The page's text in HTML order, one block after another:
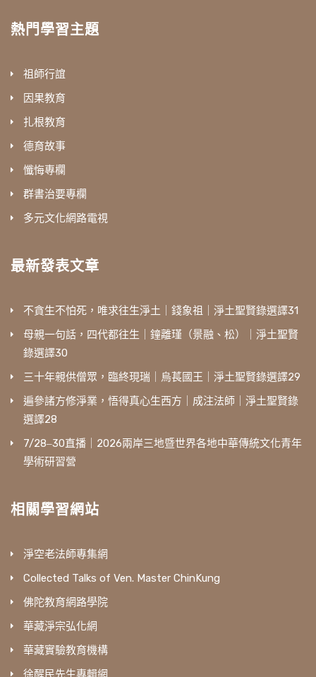
熱門學習主題
祖師行誼
因果教育
扎根教育
德育故事
懺悔專欄
群書治要專欄
多元文化網路電視
最新發表文章
不貪生不怕死，唯求往生淨土｜錢象祖｜淨土聖賢錄選譯31
母親一句話，四代都往生｜鐘離瑾（景融、松）｜淨土聖賢
錄選譯30
三十年親供僧眾，臨終現瑞｜烏萇國王｜淨土聖賢錄選譯29
遍參諸方修淨業，悟得真心生西方｜成注法師｜淨土聖賢錄
選譯28
7/28‒30直播｜2026兩岸三地暨世界各地中華傳統文化青年
學術研習營
相關學習網站
淨空老法師專集網
Collected Talks of Ven. Master ChinKung
佛陀教育網路學院
華藏淨宗弘化網
華藏實驗教育機構
徐醒民先生專輯網